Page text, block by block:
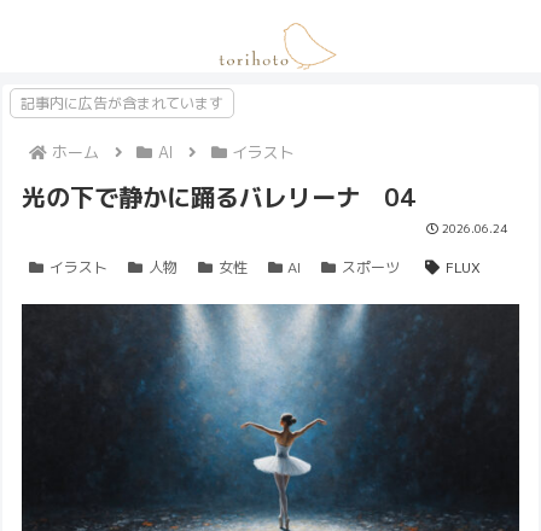
記事内に広告が含まれています
ホーム AI イラスト
光の下で静かに踊るバレリーナ 04
2026.06.24
イラスト 人物 女性 AI スポーツ FLUX